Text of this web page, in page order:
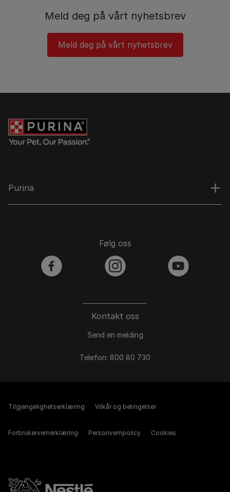
Meld deg på vårt nyhetsbrev
Meld deg på vårt nyhetsbrev
Purina
Kontakt oss
Send en melding
Telefon: 800 80 730
Følg oss
facebook instagram youtube
Tilgjengelighetserklæring Vilkår og betingelser
Forbrukervernerklæring Personvernpolicy Cookies